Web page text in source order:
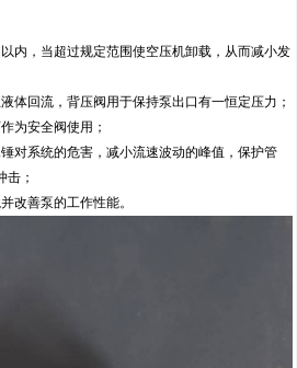
内，当超过规定范围使空压机卸载，从而减小发
体回流，背压阀用于保持泵出口有一恒定压力；
为安全阀使用；
对系统的危害，减小流速波动的峰值，保护管
击；
改善泵的工作性能。